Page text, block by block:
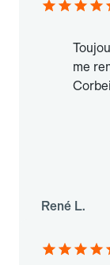
me
Corbeil
René L.